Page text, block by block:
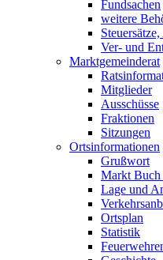
Fundsachen
weitere
Ver- und
Marktgemeinderat
Mitglieder
Ausschüsse
Fraktionen
Sitzungen
Ortsinformationen
Grußwort
Markt Buch
Lage und
Ortsplan
Statistik